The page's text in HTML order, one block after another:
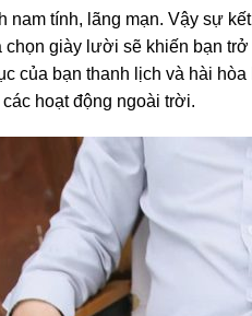
nam tính, lãng mạn. Vậy sự
giày lười sẽ khiến bạn
của bạn thanh lịch và hài
hoạt động ngoài trời.